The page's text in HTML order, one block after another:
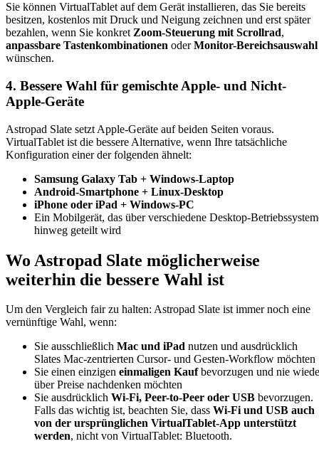
Sie können VirtualTablet auf dem Gerät installieren, das Sie bereits
besitzen, kostenlos mit Druck und Neigung zeichnen und erst später
bezahlen, wenn Sie konkret Zoom-Steuerung mit Scrollrad,
anpassbare Tastenkombinationen oderMonitor-Bereichsauswahl
wünschen.
4. Bessere Wahl für gemischte Apple- und Nicht-
Apple-Geräte
Astropad Slate setzt Apple-Geräte auf beiden Seiten voraus.
VirtualTablet ist die bessere Alternative, wenn Ihre tatsächliche
Konfiguration einer der folgenden ähnelt:
Samsung Galaxy Tab + Windows-Laptop
Android-Smartphone + Linux-Desktop
iPhone oder iPad + Windows-PC
Ein Mobilgerät, das über verschiedene Desktop-
hinweg geteilt wird
Wo Astropad Slate möglicherweise
weiterhin die bessere Wahl ist
Um den Vergleich fair zu halten: Astropad Slate ist immer noch eine
vernünftige Wahl, wenn:
Sie ausschließlich Mac und iPad nutzen und ausdrücklich
Slates Mac-zentrierten Cursor- und Gesten-Workflow möchten
Sie einen einzigen einmaligen Kaufbevorzugen und nie
über Preise nachdenken möchten
Sie ausdrücklich Wi-Fi, Peer-to-Peer oder USB bevorzugen.
Falls das wichtig ist, beachten Sie, dass Wi-Fi und USB auch
von der ursprünglichen VirtualTablet-App unterstützt
werden, nicht von VirtualTablet: Bluetooth.